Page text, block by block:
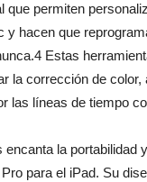
que permiten
y hacen que
Estas
la corrección de color,
las líneas de tiempo
encanta la portabilidad
para el iPad. Su